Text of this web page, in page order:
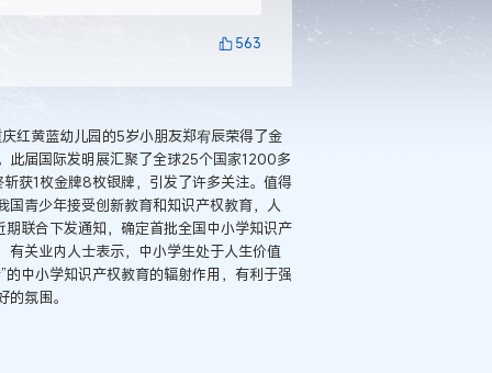
563
红黄蓝幼儿园的5岁小朋友郑宥辰荣得了金
此届国际发明展汇聚了全球25个国家1200多
获1枚金牌8枚银牌，引发了许多关注。值得
青少年接受创新教育和知识产权教育，人
联合下发通知，确定首批全国中小学知识产
关业内人士表示，中小学生处于人生价值
中小学知识产权教育的辐射作用，有利于强
氛围。